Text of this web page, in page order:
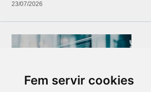
Fem servir cookies
23/07/2026